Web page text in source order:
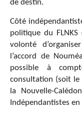
de destin.
Côté
politique du
volonté
l’accord de
possible à
consultation (soit le
la Nouvelle-
Indépendantistes